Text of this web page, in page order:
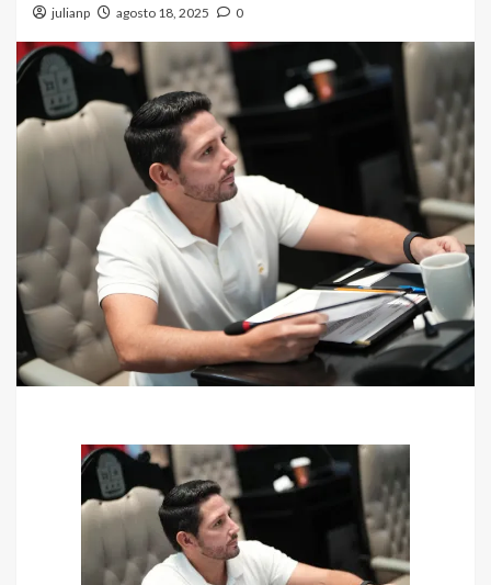
julianp agosto 18, 2025 0